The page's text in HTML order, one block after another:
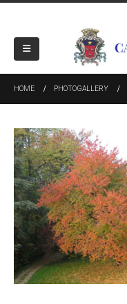
HOME PHOTOGALLERY